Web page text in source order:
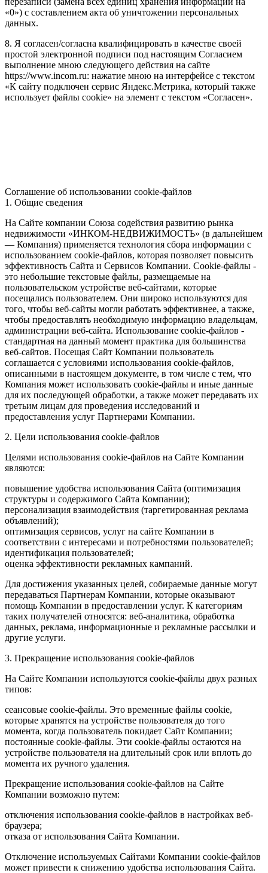
«0») с составлением акта об уничтожении персональных
данных.
8. Я согласен/согласна квалифицировать в качестве своей
простой электронной подписи под настоящим Согласием
выполнение мною следующего действия на сайте
https://www.incom.ru: нажатие мною на интерфейсе с текстом
«К сайту подключен сервис Яндекс.Метрика, который также
использует файлы cookie» на элемент с текстом «Согласен».
Соглашение об использовании cookie-файлов
1. Общие сведения
На Сайте компании Союза содействия развитию рынка
недвижимости «ИНКОМ-НЕДВИЖИМОСТЬ» (в дальнейшем
— Компания) применяется технология сбора информации с
использованием cookie-файлов, которая позволяет повысить
эффективность Сайта и Сервисов Компании. Сookie-файлы -
это небольшие текстовые файлы, размещаемые на
пользовательском устройстве веб-сайтами, которые
посещались пользователем. Они широко используются для
того, чтобы веб-сайты могли работать эффективнее, а также,
чтобы предоставлять необходимую информацию владельцам,
администрации веб-сайта. Использование cookie-файлов -
стандартная на данный момент практика для большинства
веб-сайтов. Посещая Сайт Компании пользователь
соглашается с условиями использования cookie-файлов,
описанными в настоящем документе, в том числе с тем, что
Компания может использовать cookie-файлы и иные данные
для их последующей обработки, а также может передавать их
третьим лицам для проведения исследований и
предоставления услуг Партнерами Компании.
2. Цели использования cookie-файлов
Целями использования cookie-файлов на Сайте Компании
являются:
повышение удобства использования Сайта (оптимизация
структуры и содержимого Сайта Компании);
персонализация взаимодействия (таргетированная реклама
объявлений);
оптимизация сервисов, услуг на сайте Компании в
соответствии с интересами и потребностями пользователей;
идентификация пользователей;
оценка эффективности рекламных кампаний.
Для достижения указанных целей, собираемые данные могут
передаваться Партнерам Компании, которые оказывают
помощь Компании в предоставлении услуг. К категориям
таких получателей относятся: веб-аналитика, обработка
данных, реклама, информационные и рекламные рассылки и
другие услуги.
3. Прекращение использования cookie-файлов
На Сайте Компании используются cookie-файлы двух разных
типов:
сеансовые cookie-файлы. Это временные файлы cookie,
которые хранятся на устройстве пользователя до того
момента, когда пользователь покидает Сайт Компании;
постоянные cookie-файлы. Эти cookie-файлы остаются на
устройстве пользователя на длительный срок или вплоть до
момента их ручного удаления.
Прекращение использования cookie-файлов на Сайте
Компании возможно путем:
отключения использования cookie-файлов в настройках веб-
браузера;
отказа от использования Сайта Компании.
Отключение используемых Сайтами Компании cookie-файлов
может привести к снижению удобства использования Сайта.